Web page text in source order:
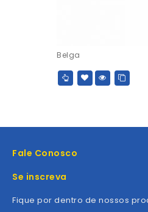
Belga
Fale Conosco
Se inscreva
Fique por dentro de nossos